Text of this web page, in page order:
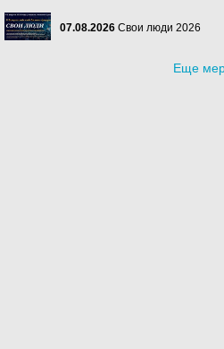
07.08.2026 Свои люди 2026
Еще